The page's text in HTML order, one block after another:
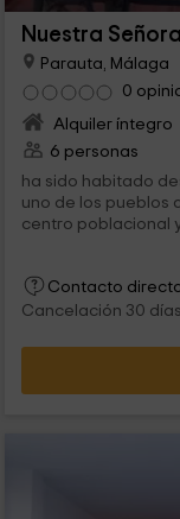
Nuestra
Parauta, Málaga
0
Alquiler íntegro
6 personas
ha sido habitado
uno de los pueblos
centro poblacional
Contacto
Cancelación 30